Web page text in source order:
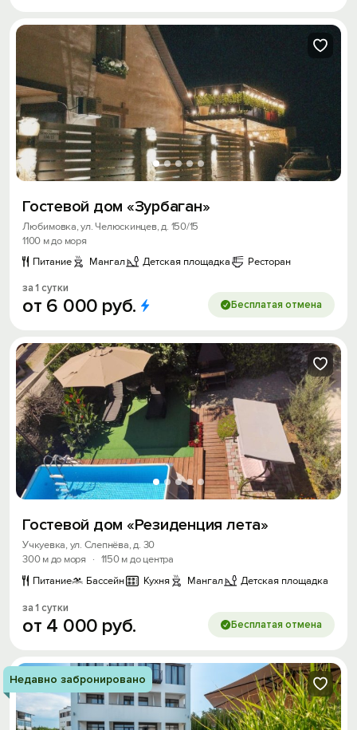
Гостевой дом «Зурбаган»
Любимовка, ул. Челюскинцев, д. 150/15
1100 м до моря
Питание
Мангал Детская площадка Ресторан
за 1 сутки
от 6 000 руб. Бесплатая отмена
Гостевой дом «Резиденция лета»
Учкуевка, ул. Слепнёва, д. 30
300 м до моря
· 1150 м до центра
Питание
Бассейн Кухня Мангал Детская площадка
за 1 сутки
от 4 000 руб. Бесплатая отмена
Недавно забронировано